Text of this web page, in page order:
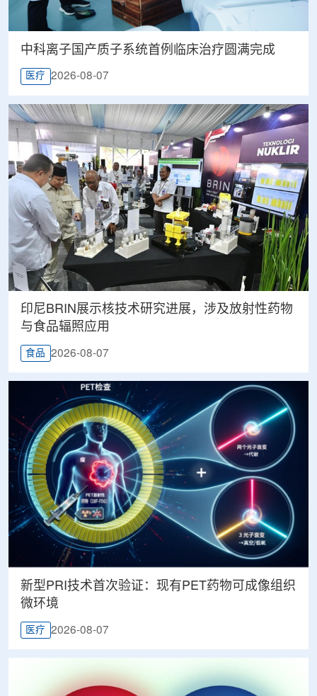
中科离子国产质子系统首例临床治疗圆满完成
医疗 2026-08-07
印尼BRIN展示核技术研究进展，涉及放射性药物
与食品辐照应用
食品 2026-08-07
新型PRI技术首次验证：现有PET药物可成像组织
微环境
医疗 2026-08-07